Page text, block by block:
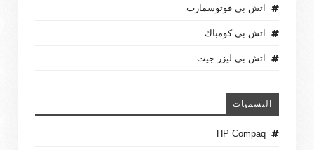
اتش بي فوتوسمارت
اتش بي كومباك
اتش بي ليزر جيت
التسميات
HP Compaq